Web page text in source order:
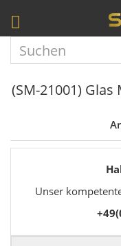
(SM-21001)
Unser